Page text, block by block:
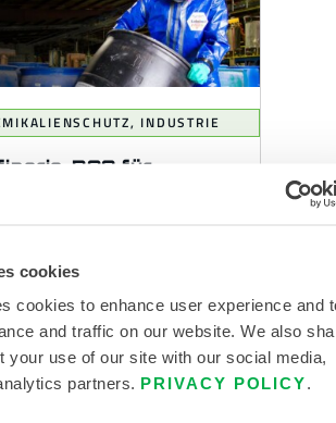
cookies
cookies to enhance user experience and
and traffic on our website. We also
your use of our site with our social media,
partners. PRIVACY POLICY.
, INDUSTRIE
PSA für
dass Ihre Mitarbeiter die
Schutzkleidung tragen.
Industries fertigt...